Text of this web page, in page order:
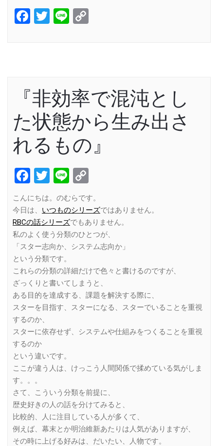
Facebook
Twitter
Line
『非効率で混沌とし
た状態から生み出さ
れるもの』
Facebook
Twitter
Line
Link
こんにちは。のむらです。
今日は、 いつものシリーズではありません。
RBCの話シリーズでもありません。
私のよく使う分類のひとつが、
「スター志向か、システム志向か」
という分類です。
これらの分類の詳細だけで色々と書けるのですが、
ざっくりと書いてしまうと、
ある目的を達成する、課題を解決する際に、
スターを目指す、スターになる、スターでいることを重視
するのか、
スターに依存せず、システムや仕組みをつくることを重視
するのか
という違いです。
ここが違う人は、けっこう人間関係で揉めている気がしま
す。。。
さて、こういう分類を前提に、
歴史好きの人の話を分けてみると、
比較的、人に注目している人が多くて、
例えば、幕末とか明治維新あたりは人気がありますが、
その時に上げる好みは、だいたい、人物です。